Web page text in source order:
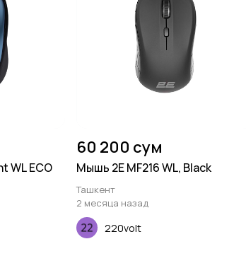
WL ECO
60 200 сум
Мышь 2E MF216 WL, Black
Ташкент
2 месяца назад
220volt